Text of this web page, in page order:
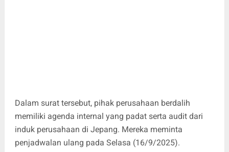
Dalam surat tersebut, pihak perusahaan berdalih
memiliki agenda internal yang padat serta audit dari
induk perusahaan di Jepang. Mereka meminta
penjadwalan ulang pada Selasa (16/9/2025).